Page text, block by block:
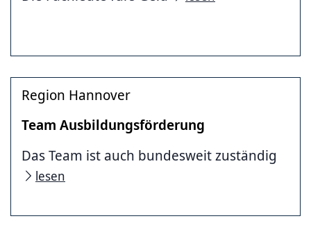
Region Hannover
Team Ausbildungsförderung
Das Team ist auch bundesweit zuständig
lesen